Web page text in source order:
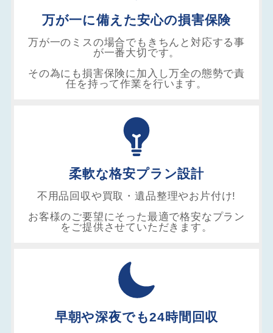
万が一に備えた安心の損害保険
万が一のミスの場合でもきちんと対応する事
が一番大切です。
その為にも損害保険に加入し万全の態勢で責
任を持って作業を行います。
柔軟な格安プラン設計
不用品回収や買取・遺品整理やお片付け!
お客様のご要望にそった最適で格安なプラン
をご提供させていただきます。
早朝や深夜でも24時間回収